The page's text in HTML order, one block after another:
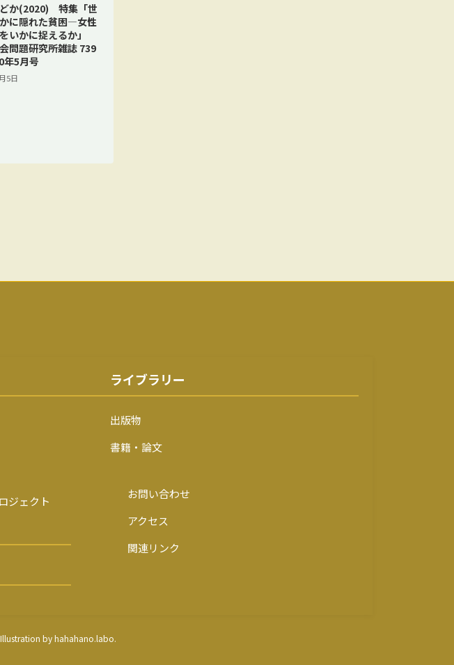
か(2020) 特集「世
に隠れた貧困―女性
いかに捉えるか」
問題研究所雑誌 739
年5月号
5日
ジェクト
ライブラリー
出版物
書籍・論文
お問い合わせ
アクセス
関連リンク
by hahahano.labo.